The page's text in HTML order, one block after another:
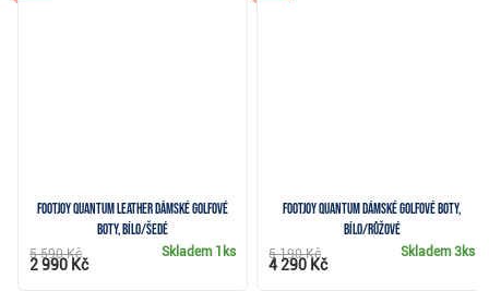
FootJoy Quantum Leather dámské golfové
boty, bílo/šedé
Skladem 1ks
5 590 Kč
2 990 Kč
FootJoy Quantum dámské golfové boty,
bílo/růžové
Skladem3ks
5 190 Kč
4 290 Kč